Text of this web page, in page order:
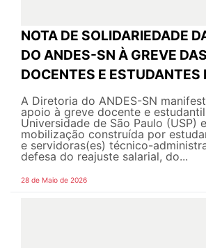
NOTA DE SOLIDARIEDADE
DO ANDES-SN À GREVE
DOCENTES E ESTUDANTES
A Diretoria do ANDES-SN
apoio à greve docente e
Universidade de São Paulo (USP)
mobilização construída por
e servidoras(es) técnico-
defesa do reajuste salarial, do...
28 de Maio de 2026